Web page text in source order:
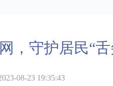
，守护居民“
08-23 19:35:43